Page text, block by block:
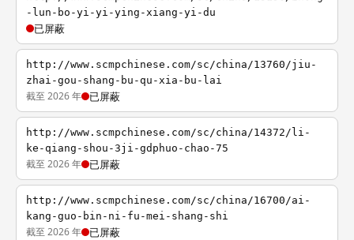
-lun-bo-yi-yi-ying-xiang-yi-du
已屏蔽
http://www.scmpchinese.com/sc/china/13760/jiu-
zhai-gou-shang-bu-qu-xia-bu-lai
截至 2026 年 已屏蔽
http://www.scmpchinese.com/sc/china/14372/li-
ke-qiang-shou-3ji-gdphuo-chao-75
截至 2026 年 已屏蔽
http://www.scmpchinese.com/sc/china/16700/ai-
kang-guo-bin-ni-fu-mei-shang-shi
截至 2026 年 已屏蔽